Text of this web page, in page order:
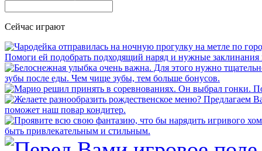
Сейчас играют